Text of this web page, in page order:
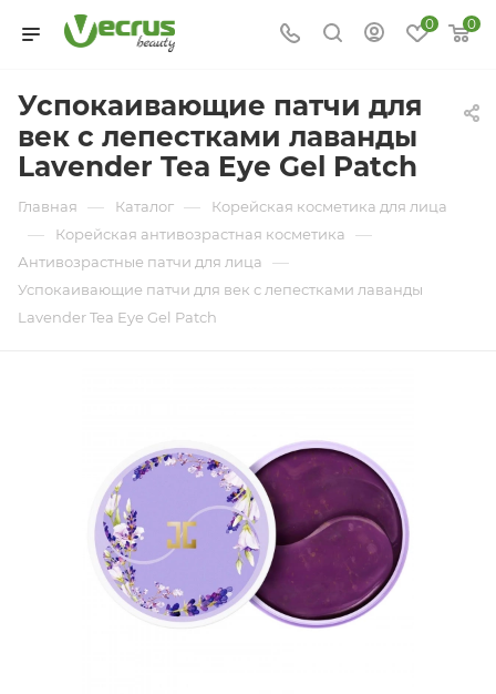
0 0
Успокаивающие патчи для
век с лепестками лаванды
Lavender Tea Eye Gel Patch
Главная — Каталог — Корейская косметика для лица
— Корейская антивозрастная косметика —
Антивозрастные патчи для лица —
Успокаивающие патчи для век с лепестками лаванды
Lavender Tea Eye Gel Patch